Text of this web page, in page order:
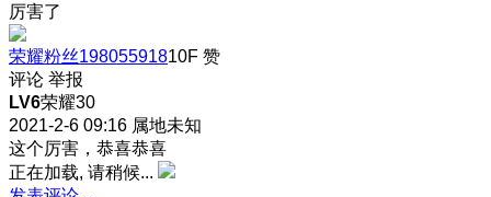
厉害了
荣耀粉丝19805591810F 赞
评论 举报
LV6荣耀30
2021-2-6 09:16 属地未知
这个厉害，恭喜恭喜
正在加载, 请稍候...